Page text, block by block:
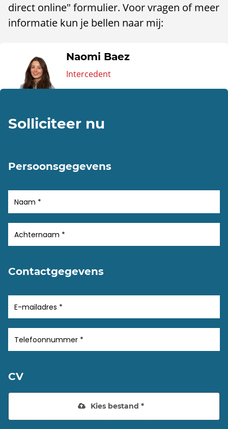
direct online" formulier. Voor vragen of meer
informatie kun je bellen naar mij:
Naomi Baez
Intercedent
Solliciteer nu
Persoonsgegevens
Contactgegevens
CV
Kies bestand *